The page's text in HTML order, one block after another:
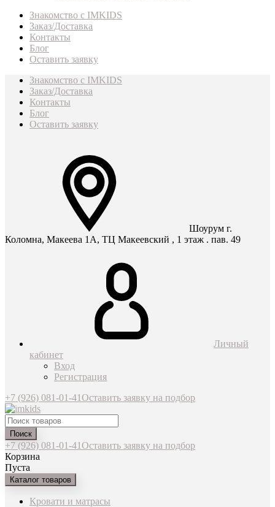
Знакомство с IMKIDS
Заказ/Доставка
Контакты
Блог
Оставить заявку
Знакомство с IMKIDS
Заказ/Доставка
Контакты
Блог
Оставить заявку
Шоурум г.
Коломна, Макеева 1А, ТЦ Макеевский , 1 этаж . пав. 49
Личный
кабинет
Вход
Регистрация
+7 (926) 081-01-41Оставить заявку на подбор
Поиск
+7 (926) 081-01-41Оставить заявку на подбор
Корзина
Пуста
Каталог товаров
Кровати и матрасы